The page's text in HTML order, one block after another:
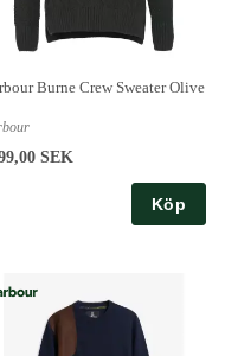
Burne Crew Sweater Olive
SEK
Köp